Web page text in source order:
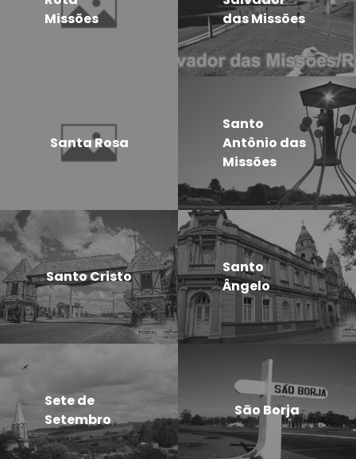
Missões
das Missões
Santa Rosa
Santo
Antônio das
Missões
Santo Cristo
Santo
Ângelo
Sete de
Setembro
São Borja